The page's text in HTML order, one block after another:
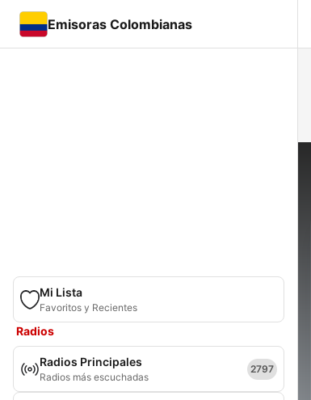
Emisoras Colombianas
Mi Lista
Favoritos y Recientes
Radios
Radios Principales
Radios más escuchadas
2797